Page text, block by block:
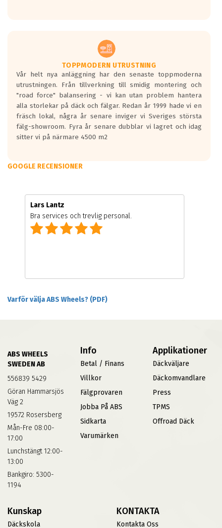
TOPPMODERN UTRUSTNING
Vår helt nya anläggning har den senaste toppmoderna
utrustningen. Från tillverkning till smidig montering och
"road force" balansering - vi kan utan problem hantera
alla storlekar på däck och fälgar. Redan år 1999 hade vi en
fräsch lokal, några år senare inviger vi Sveriges största
fälg-showroom. Fyra år senare dubblar vi lagret och idag
sitter vi på närmare 4500 m2
GOOGLE RECENSIONER
Lars Lantz
Bra services och trevlig personal.
Varför välja ABS Wheels? (PDF)
ABS WHEELS
SWEDEN AB
556839 5429
Göran Hammarsjös
Väg 2
19572 Rosersberg
Mån-Fre 08:00-
17:00
Lunchstängt 12:00-
13:00
Bankgiro: 5300-
1194
Info
Betal / Finans
Villkor
Fälgprovaren
Jobba På ABS
Sidkarta
Varumärken
Applikationer
Däckväljare
Däckomvandlare
Press
TPMS
Offroad Däck
Kunskap
Däckskola
KONTAKTA
Kontakta Oss